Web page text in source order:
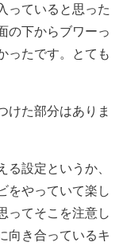
っていると思った
の下からブワーっ
ったです。とても
けた部分はありま
る設定というか、
をやっていて楽し
ってそこを注意し
向き合っているキ